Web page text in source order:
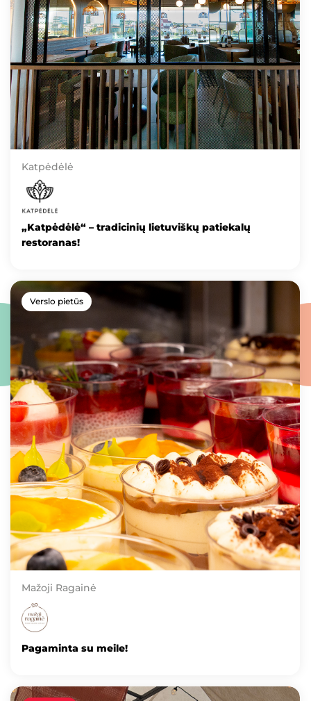
Katpėdėlė
„Katpėdėlė“ – tradicinių lietuviškų patiekalų
restoranas!
Mažoji Ragainė
Pagaminta su meile!
Verslo pietūs